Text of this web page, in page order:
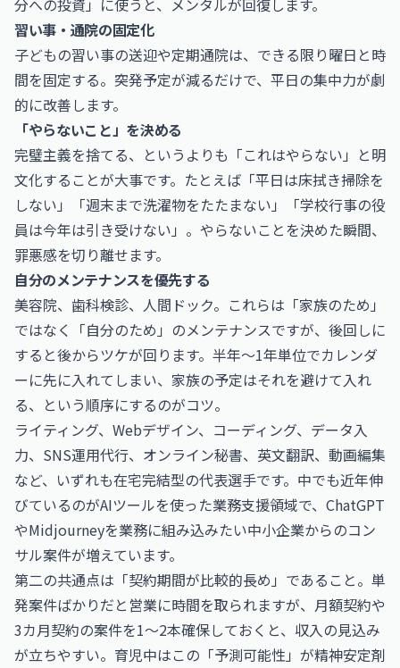
分への投資」に使うと、メンタルが回復します。
習い事・通院の固定化
子どもの習い事の送迎や定期通院は、できる限り曜日と時
間を固定する。突発予定が減るだけで、平日の集中力が劇
的に改善します。
「やらないこと」を決める
完璧主義を捨てる、というよりも「これはやらない」と明
文化することが大事です。たとえば「平日は床拭き掃除を
しない」「週末まで洗濯物をたたまない」「学校行事の役
員は今年は引き受けない」。やらないことを決めた瞬間、
罪悪感を切り離せます。
自分のメンテナンスを優先する
美容院、歯科検診、人間ドック。これらは「家族のため」
ではなく「自分のため」のメンテナンスですが、後回しに
すると後からツケが回ります。半年〜1年単位でカレンダ
ーに先に入れてしまい、家族の予定はそれを避けて入れ
る、という順序にするのがコツ。
ライティング、Webデザイン、コーディング、データ入
力、SNS運用代行、オンライン秘書、英文翻訳、動画編集
など、いずれも在宅完結型の代表選手です。中でも近年伸
びているのがAIツールを使った業務支援領域で、ChatGPT
やMidjourneyを業務に組み込みたい中小企業からのコン
サル案件が増えています。
第二の共通点は「契約期間が比較的長め」であること。単
発案件ばかりだと営業に時間を取られますが、月額契約や
3カ月契約の案件を1〜2本確保しておくと、収入の見込み
が立ちやすい。育児中はこの「予測可能性」が精神安定剤